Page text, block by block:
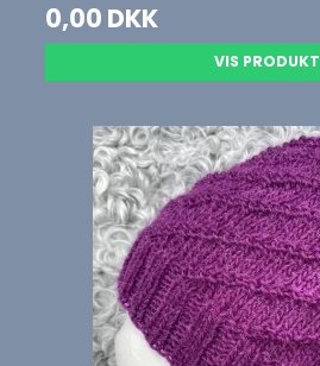
0,00 DKK
VIS PRODUKT